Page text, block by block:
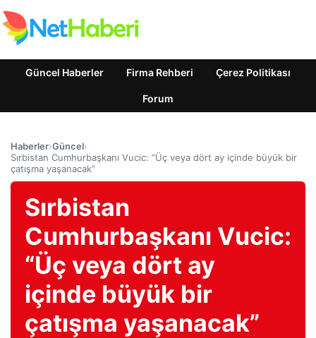
Güncel Haberler Firma Rehberi Çerez Politikası
Forum
Haberler›Güncel›
Sırbistan Cumhurbaşkanı Vucic: “Üç veya dört ay içinde büyük bir
çatışma yaşanacak”
Sırbistan
Cumhurbaşkanı Vucic:
“Üç veya dört ay
içinde büyük bir
çatışma yaşanacak”